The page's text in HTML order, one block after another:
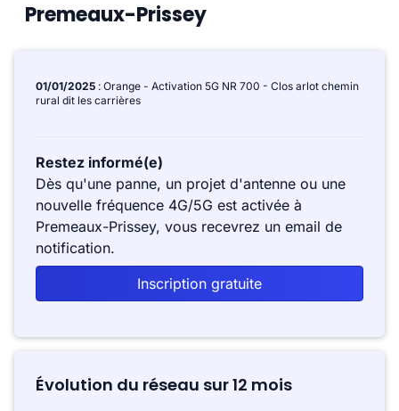
Premeaux-Prissey
01/01/2025 : Orange - Activation 5G NR 700 - Clos arlot chemin
rural dit les carrières
Restez informé(e)
Dès qu'une panne, un projet d'antenne ou une
nouvelle fréquence 4G/5G est activée à
Premeaux-Prissey, vous recevrez un email de
notification.
Inscription gratuite
Évolution du réseau sur 12 mois